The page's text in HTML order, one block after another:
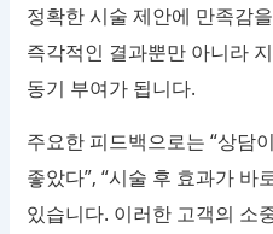
정확한 시술 제안에 만족감
즉각적인 결과뿐만 아니라
동기 부여가 됩니다.
주요한 피드백으로는 “상담
좋았다”, “시술 후 효과가 바
있습니다. 이러한 고객의 소